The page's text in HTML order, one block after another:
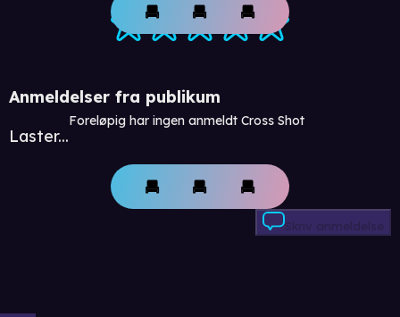
Anmeldelser fra publikum
Laster...
Foreløpig har ingen anmeldt Cross Shot
Skriv anmeldelse